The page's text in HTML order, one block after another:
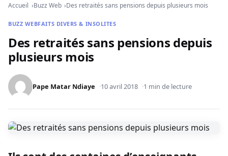
Accueil Buzz Web Des retraités sans pensions depuis plusieurs mois
BUZZ WEBFAITS DIVERS & INSOLITES
Des retraités sans pensions depuis
plusieurs mois
Pape Matar Ndiaye 10 avril 2018 1 min de lecture